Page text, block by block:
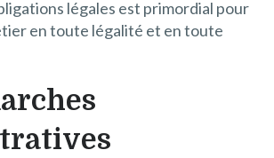
légales est primordial pour
en toute légalité et en toute